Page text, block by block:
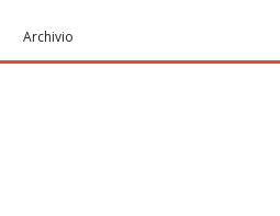
Archivio